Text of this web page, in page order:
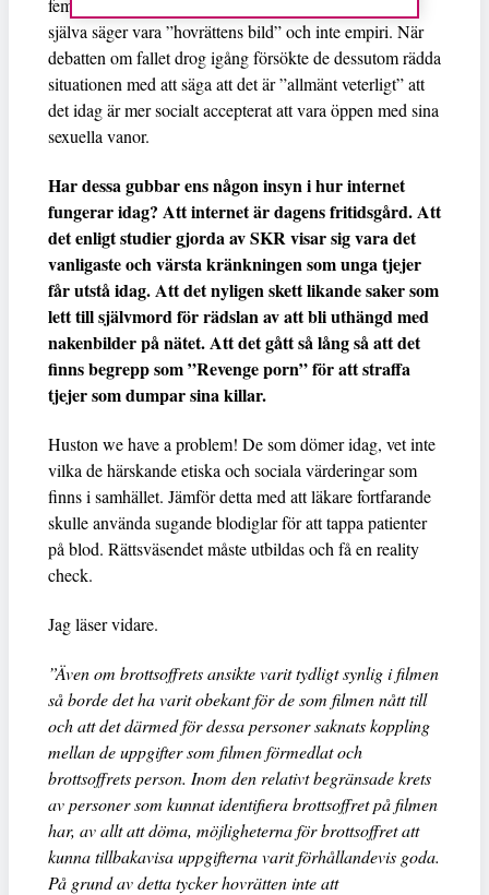
femtedel – med hänvisning till en bedömning som de
själva säger vara ”hovrättens bild” och inte empiri. När
debatten om fallet drog igång försökte de dessutom rädda
situationen med att säga att det är ”allmänt veterligt” att
det idag är mer socialt accepterat att vara öppen med sina
sexuella vanor.
Har dessa gubbar ens någon insyn i hur internet
fungerar idag? Att internet är dagens fritidsgård. Att
det enligt studier gjorda av SKR visar sig vara det
vanligaste och värsta kränkningen som unga tjejer
får utstå idag. Att det nyligen skett likande saker som
lett till självmord för rädslan av att bli uthängd med
nakenbilder på nätet. Att det gått så lång så att det
finns begrepp som ”Revenge porn” för att straffa
tjejer som dumpar sina killar.
Huston we have a problem! De som dömer idag, vet inte
vilka de härskande etiska och sociala värderingar som
finns i samhället. Jämför detta med att läkare fortfarande
skulle använda sugande blodiglar för att tappa patienter
på blod. Rättsväsendet måste utbildas och få en reality
check.
Jag läser vidare.
”Även om brottsoffrets ansikte varit tydligt synlig i filmen
så borde det ha varit obekant för de som filmen nått till
och att det därmed för dessa personer saknats koppling
mellan de uppgifter som filmen förmedlat och
brottsoffrets person. Inom den relativt begränsade krets
av personer som kunnat identifiera brottsoffret på filmen
har, av allt att döma, möjligheterna för brottsoffret att
kunna tillbakavisa uppgifterna varit förhållandevis goda.
På grund av detta tycker hovrätten inte att